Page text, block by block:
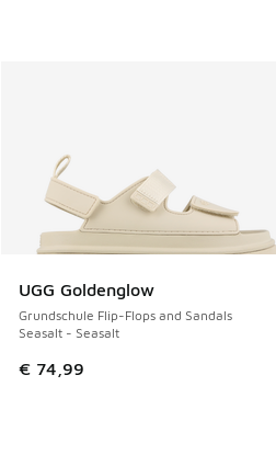
UGG Goldenglow
Grundschule Flip-Flops and Sandals
Seasalt - Seasalt
€ 74,99